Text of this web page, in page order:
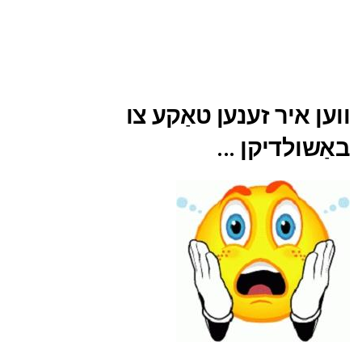
ווען איר זענען טאַקע צו
באַשולדיקן ...